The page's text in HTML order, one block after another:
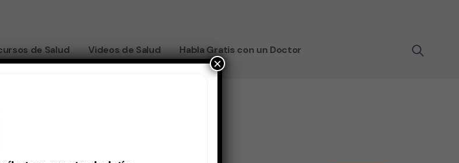
de Salud Videos de Salud Habla Gratis con un Doctor
×